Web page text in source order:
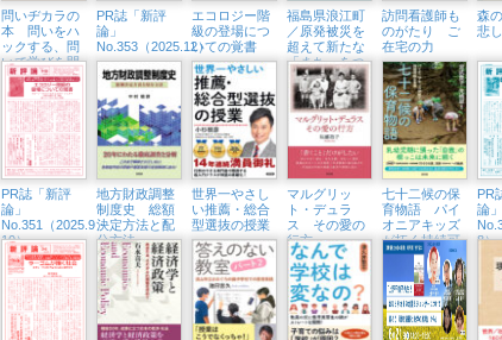
問いヂカラの
本 問いをハ
ックする、問
いで学びを開
く
PR誌「新評
論」
No.353（2025.12）
エコロジー階
級の登場につ
いての覚書
福島県浪江町
／原発被災を
超えて新たな
「まち」をつ
くる
訪問看護師も
のがたり ご
在宅の力
森
悲
PR誌「新評
論」
No.351（2025.9・
10）
地方財政調整
制度史 総額
決定方法と配
分方法
世界一やさし
い推薦・総合
型選抜の授業
マルグリッ
ト・デュラ
ス その愛の
行方
七十二候の保
育物語 パイ
オニアキッズ
が拓く持続可
能な未来
PR
論」
8）